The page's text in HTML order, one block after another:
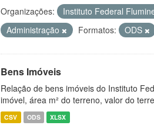
Organizações: Instituto Federal
Administração
Formatos: ODS
Bens Imóveis
Relação de bens imóveis do Instituto
imóvel, área m² do terreno, valor do
CSV ODS XLSX